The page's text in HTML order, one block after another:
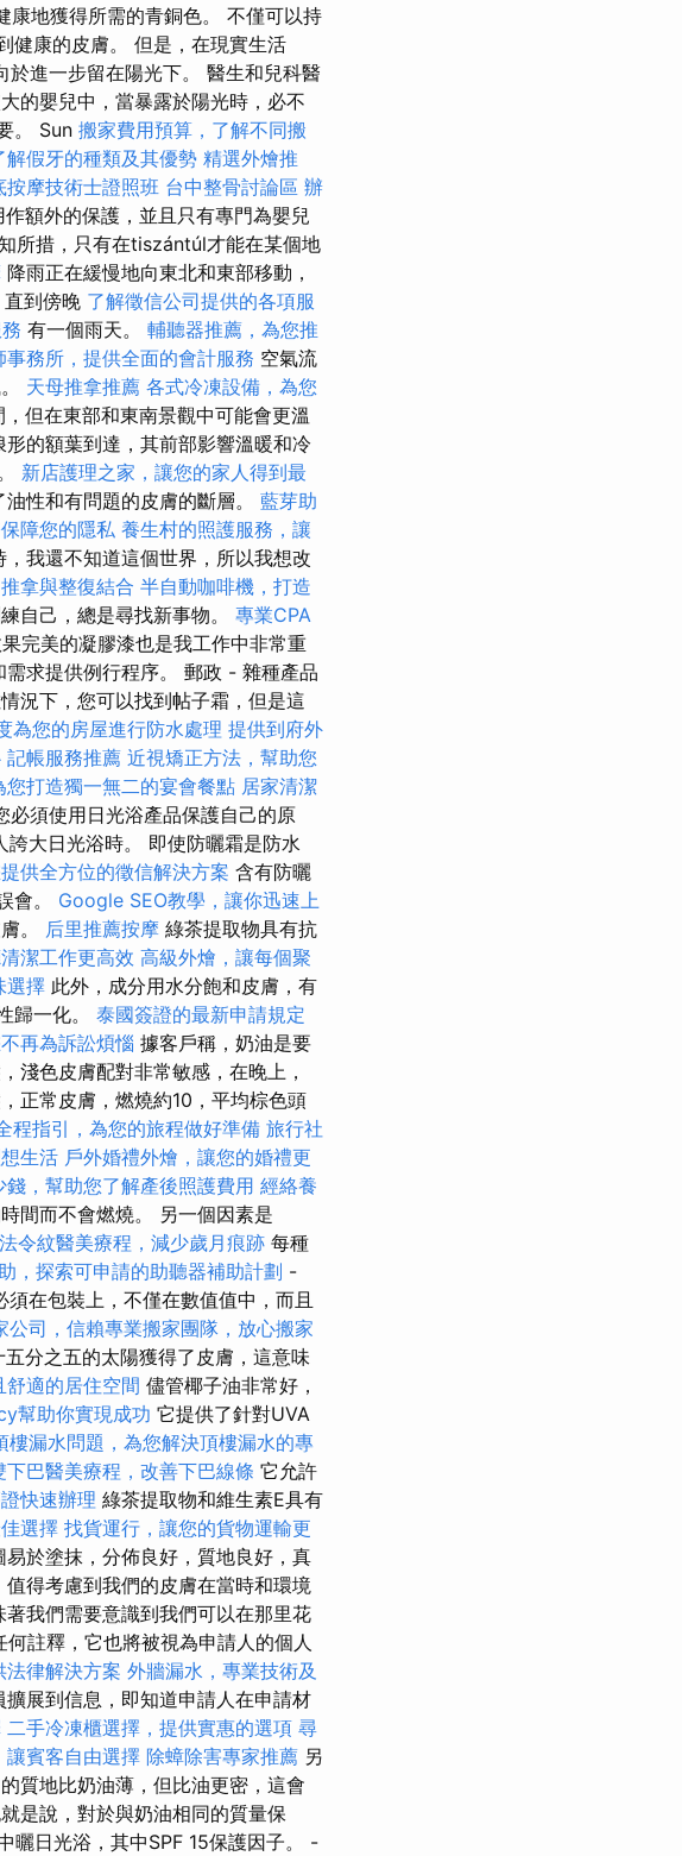
康地獲得所需的青銅色。 不僅可以持
健康的皮膚。 但是，在現實生活
於進一步留在陽光下。 醫生和兒科醫
的嬰兒中，當暴露於陽光時，必不
。 Sun 搬家費用預算，了解不同搬
解假牙的種類及其優勢 精選外燴推
按摩技術士證照班 台中整骨討論區 辦
額外的保護，並且只有專門為嬰兒
所措，只有在tiszántúl才能在某個地
降雨正在緩慢地向東北和東部移動，
到傍晚 了解徵信公司提供的各項服
有一個雨天。 輔聽器推薦，為您推
事務所，提供全面的會計服務 空氣流
天母推拿推薦 各式冷凍設備，為您
但在東部和東南景觀中可能會更溫
形的額葉到達，其前部影響溫暖和冷
新店護理之家，讓您的家人得到最
性和有問題的皮膚的斷層。 藍芽助
障您的隱私 養生村的照護服務，讓
我還不知道這個世界，所以我想改
推拿與整復結合 半自動咖啡機，打造
自己，總是尋找新事物。 專業CPA
完美的凝膠漆也是我工作中非常重
求提供例行程序。 郵政 - 雜種產品
況下，您可以找到帖子霜，但是這
為您的房屋進行防水處理 提供到府外
記帳服務推薦 近視矯正方法，幫助您
您打造獨一無二的宴會餐點 居家清潔
必須使用日光浴產品保護自己的原
大日光浴時。 即使防曬霜是防水
供全方位的徵信解決方案 含有防曬
會。 Google SEO教學，讓你迅速上
。 后里推薦按摩 綠茶提取物具有抗
潔工作更高效 高級外燴，讓每個聚
選擇 此外，成分用水分飽和皮膚，有
歸一化。 泰國簽證的最新申請規定
再為訴訟煩惱 據客戶稱，奶油是要
淺色皮膚配對非常敏感，在晚上，
正常皮膚，燃燒約10，平均棕色頭
程指引，為您的旅程做好準備 旅行社
生活 戶外婚禮外燴，讓您的婚禮更
錢，幫助您了解產後照護費用 經絡養
間而不會燃燒。 另一個因素是
法令紋醫美療程，減少歲月痕跡 每種
，探索可申請的助聽器補助計劃 -
須在包裝上，不僅在數值值中，而且
公司，信賴專業搬家團隊，放心搬家
分之五的太陽獲得了皮膚，這意味
適的居住空間 儘管椰子油非常好，
幫助你實現成功 它提供了針對UVA
樓漏水問題，為您解決頂樓漏水的專
下巴醫美療程，改善下巴線條 它允許
快速辦理 綠茶提取物和維生素E具有
選擇 找貨運行，讓您的貨物運輸更
於塗抹，分佈良好，質地良好，真
得考慮到我們的皮膚在當時和環境
著我們需要意識到我們可以在那里花
註釋，它也將被視為申請人的個人
律解決方案 外牆漏水，專業技術及
展到信息，即知道申請人在申請材
二手冷凍櫃選擇，提供實惠的選項 尋
讓賓客自由選擇 除蟑除害專家推薦 另
質地比奶油薄，但比油更密，這會
是說，對於與奶油相同的質量保
曬日光浴，其中SPF 15保護因子。 -